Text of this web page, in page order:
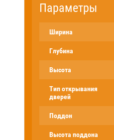
Параметры
Ширина
Глубина
Высота
Тип открывания
дверей
Поддон
Высота поддона